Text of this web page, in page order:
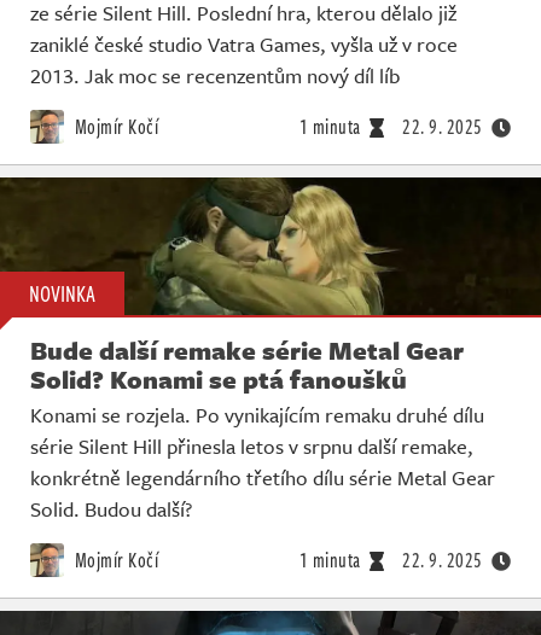
ze série Silent Hill. Poslední hra, kterou dělalo již
zaniklé české studio Vatra Games, vyšla už v roce
2013. Jak moc se recenzentům nový díl líb
Mojmír Kočí 1 minuta 22. 9. 2025
NOVINKA
Bude další remake série Metal Gear
Solid? Konami se ptá fanoušků
Konami se rozjela. Po vynikajícím remaku druhé dílu
série Silent Hill přinesla letos v srpnu další remake,
konkrétně legendárního třetího dílu série Metal Gear
Solid. Budou další?
Mojmír Kočí 1 minuta 22. 9. 2025